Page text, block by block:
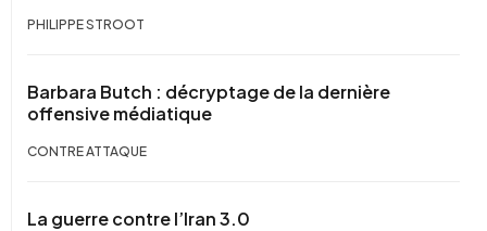
PHILIPPE STROOT
Barbara Butch : décryptage de la dernière
offensive médiatique
CONTRE ATTAQUE
La guerre contre l’Iran 3.0